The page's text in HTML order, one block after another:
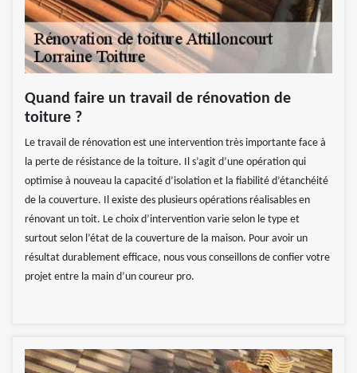
Quand faire un travail de rénovation de
toiture ?
Le travail de rénovation est une intervention très importante face à
la perte de résistance de la toiture. Il s’agit d’une opération qui
optimise à nouveau la capacité d’isolation et la fiabilité d’étanchéité
de la couverture. Il existe des plusieurs opérations réalisables en
rénovant un toit. Le choix d’intervention varie selon le type et
surtout selon l’état de la couverture de la maison. Pour avoir un
résultat durablement efficace, nous vous conseillons de confier votre
projet entre la main d’un coureur pro.